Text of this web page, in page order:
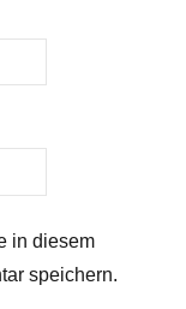
in diesem
speichern.